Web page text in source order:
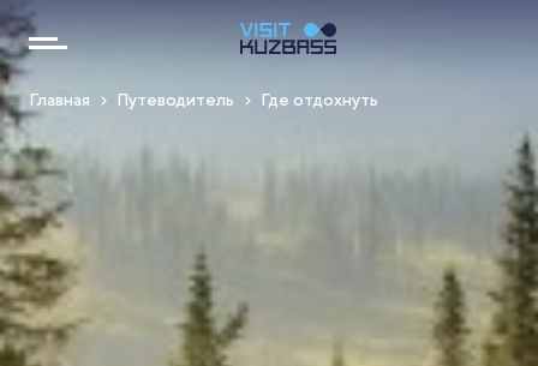
Главная Путеводитель Где отдохнуть